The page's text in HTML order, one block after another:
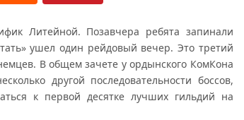
Литейной. Позавчера ребята запинали
ушел один рейдовый вечер. Это третий
В общем зачете у ордынского КомКона
другой последовательности боссов,
к первой десятке лучших гильдий на